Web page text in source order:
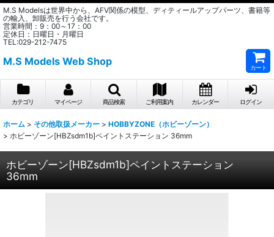
M.S Modelsは世界中から、AFV関係の模型、ディティールアップパーツ、書籍等
の輸入、卸販売を行う会社です。
営業時間：9：00～17：00
定休日：日曜日・月曜日
TEL:029-212-7475
M.S Models Web Shop
カート
カテゴリ マイページ 商品検索 ご利用案内 カレンダー ログイン
ホーム > その他取扱メーカー > HOBBYZONE（ホビーゾーン）
> ホビーゾーン[HBZsdm1b]ペイントステーション 36mm
ホビーゾーン[HBZsdm1b]ペイントステーション
36mm